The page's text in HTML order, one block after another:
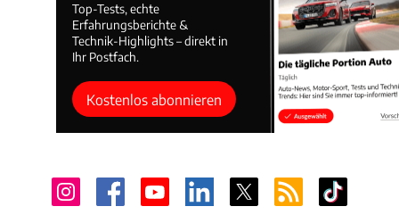
Top-Tests, echte
Erfahrungsberichte &
Technik-Highlights – direkt in
Ihr Postfach.
Kostenlos abonnieren